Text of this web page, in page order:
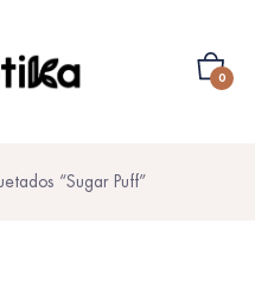
0
“Sugar Puff”